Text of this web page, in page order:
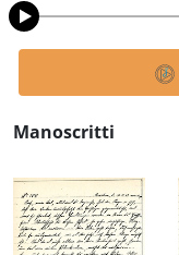
Manoscritti